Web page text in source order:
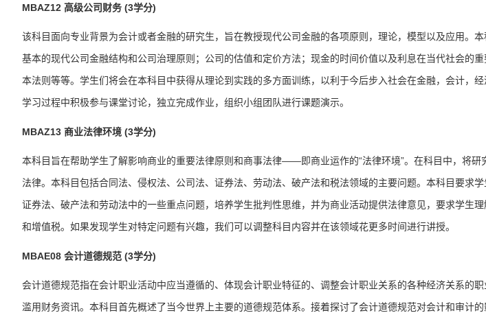
MBAZ12 高级公司财务 (3学分)
该科目面向专业背景为会计或者金融的研究生，旨在教授现代公司金融的各项原则，理论，模型以及应用。本
基本的现代公司金融结构和公司治理原则；公司的估值和定价方法；现金的时间价值以及利息在当代社会的
本法则等等。学生们将会在本科目 中获得从理论到实践的多方面训练，以利于今后步入社会在金融，会计，
学习过程中积极参与课堂讨论，独立完成作业，组织小组团队进行课题演示。
MBAZ13 商业法律环境 (3学分)
本科目 旨在帮助学生了解影响商业的重要法律原则和商事法律——即商业运作的“法律环境”。在科目 中，将研
法律。本科目包括合同法、侵权法、公司法、证券法、劳动法、破产法和税法领域的主要问题。本科目要求
证券法、破产法和劳动法中的一些重点问题，培养学生批判性思维，并为商业活动提供法律意见，要求学生
和增值税。如果发现学生对特定问题有兴趣，我们可以调整科目 内容并在该领域花更多时间进行讲授。
MBAE08 会计道德规范 (3学分)
会计道德规范指在会计职业活动中应当遵循的、体现会计职业特征的、调整会计职业关系的各种经济关系的
滥用财务资讯。本科目首先概述了当今世界上主要的道德规范体系。接着探讨了会计道德规范对会计和审计